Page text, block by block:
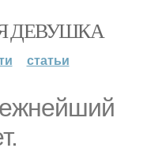
ДЕВУШКА
статьи